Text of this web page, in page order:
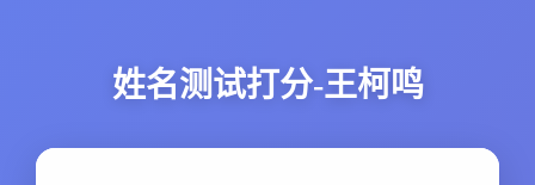
姓名测试打分-王柯鸣